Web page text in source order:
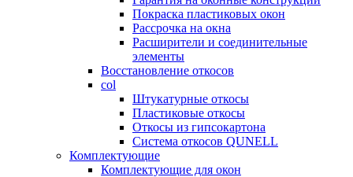
Покраска пластиковых окон
Рассрочка на окна
Расширители и соединительные
элементы
Восстановление откосов
col
Штукатурные откосы
Пластиковые откосы
Откосы из гипсокартона
Система откосов QUNELL
Комплектующие
Комплектующие для окон